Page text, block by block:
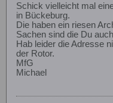
Schick vielleicht mal
in Bückeburg.
Die haben ein riesen
Sachen sind die Du
Hab leider die Adresse
der Rotor.
MfG
Michael